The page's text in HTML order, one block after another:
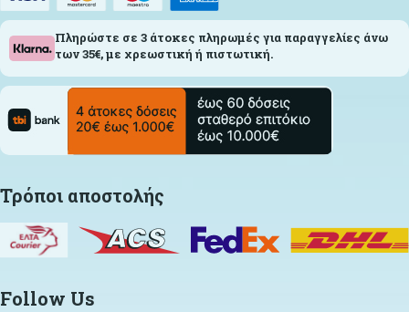
Πληρώστε σε 3 άτοκες πληρωμές για παραγγελίες άνω
των 35€, με χρεωστική ή πιστωτική.
Τρόποι αποστολής
Follow Us